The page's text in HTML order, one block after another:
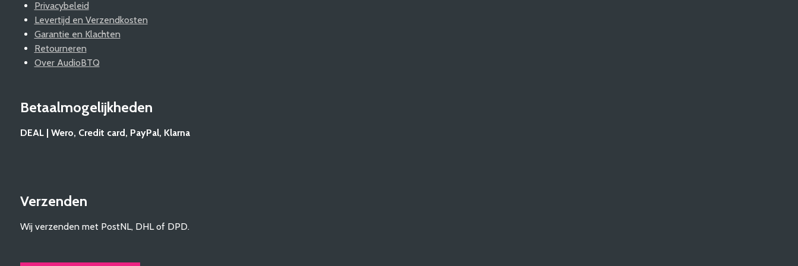
Privacybeleid
Levertijd en Verzendkosten
Garantie en Klachten
Retourneren
Over AudioBTQ
Betaalmogelijkheden
DEAL | Wero, Credit card, PayPal, Klarna
Verzenden
Wij verzenden met PostNL, DHL of DPD.